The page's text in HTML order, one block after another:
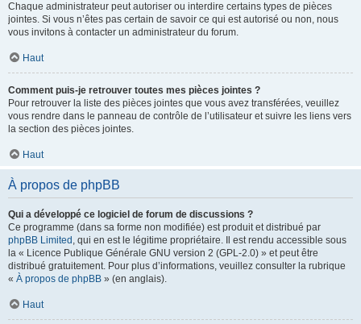
Chaque administrateur peut autoriser ou interdire certains types de pièces
jointes. Si vous n’êtes pas certain de savoir ce qui est autorisé ou non, nous
vous invitons à contacter un administrateur du forum.
Haut
Comment puis-je retrouver toutes mes pièces jointes ?
Pour retrouver la liste des pièces jointes que vous avez transférées, veuillez
vous rendre dans le panneau de contrôle de l’utilisateur et suivre les liens vers
la section des pièces jointes.
Haut
À propos de phpBB
Qui a développé ce logiciel de forum de discussions ?
Ce programme (dans sa forme non modifiée) est produit et distribué par
phpBB Limited , qui en est le légitime propriétaire. Il est rendu accessible sous
la « Licence Publique Générale GNU version 2 (GPL-2.0) » et peut être
distribué gratuitement. Pour plus d’informations, veuillez consulter la rubrique
« À propos de phpBB » (en anglais).
Haut